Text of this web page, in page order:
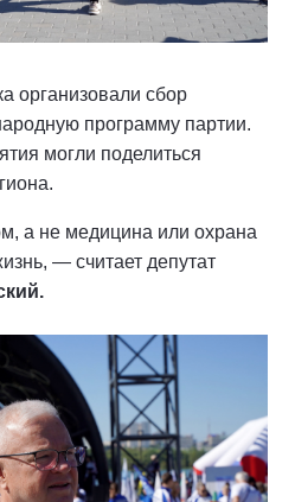
организовали сбор
программу партии.
могли поделиться
а не медицина или охрана
— считает депутат